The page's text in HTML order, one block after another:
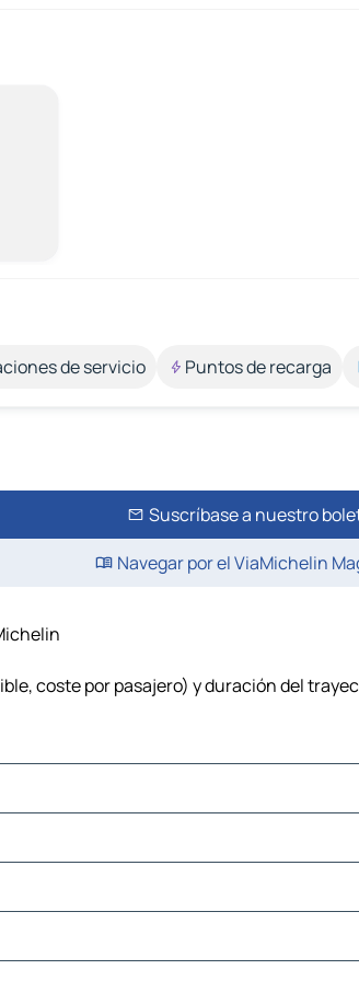
de servicio Puntos de recarga
Suscríbase a nuestro
Navegar por el ViaMichelin
coste por pasajero) y duración del